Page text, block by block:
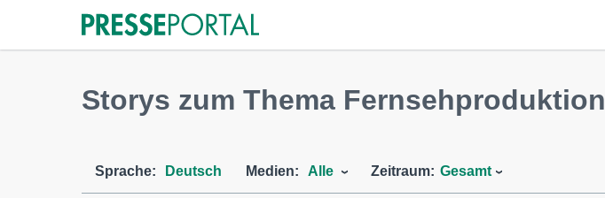
Storys zum Thema Fernsehproduktion
Sprache: Deutsch Medien: Alle Zeitraum: Gesamt